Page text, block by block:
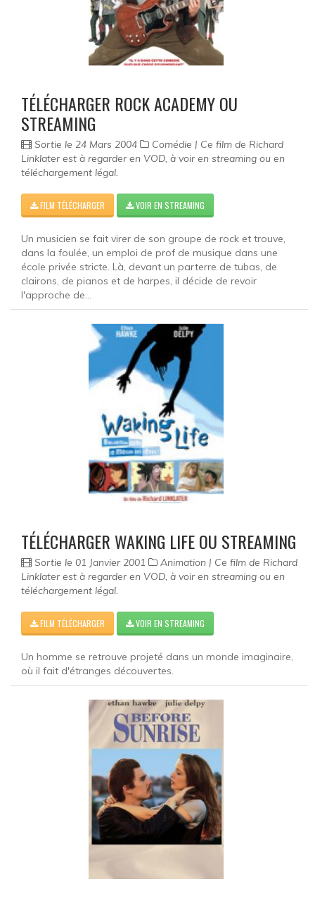
TÉLÉCHARGER ROCK ACADEMY OU
STREAMING
Sortie le 24 Mars 2004
Comédie | Ce film de Richard
Linklater est à regarder en VOD, à voir en streaming ou en
téléchargement légal.
FILM TÉLÉCHARGER VOIR EN STREAMING
Un musicien se fait virer de son groupe de rock et trouve,
dans la foulée, un emploi de prof de musique dans une
école privée stricte. Là, devant un parterre de tubas, de
clairons, de pianos et de harpes, il décide de revoir
l'approche de...
TÉLÉCHARGER WAKING LIFE OU STREAMING
Sortie le 01 Janvier 2001
Animation | Ce film de Richard
Linklater est à regarder en VOD, à voir en streaming ou en
téléchargement légal.
FILM TÉLÉCHARGER VOIR EN STREAMING
Un homme se retrouve projeté dans un monde imaginaire,
où il fait d'étranges découvertes.